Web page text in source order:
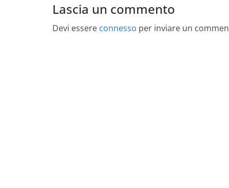
Lascia un commento
Devi essere connesso per inviare un